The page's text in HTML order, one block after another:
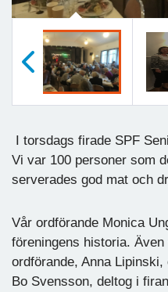
I torsdags firade SPF
Vi var 100 personer som
serverades god mat och
Vår ordförande Monica
föreningens historia.
ordförande, Anna
Bo Svensson, deltog i